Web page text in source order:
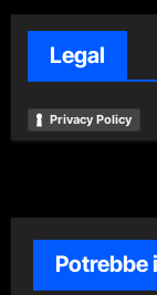
Legal
Privacy Policy
Potrebbe